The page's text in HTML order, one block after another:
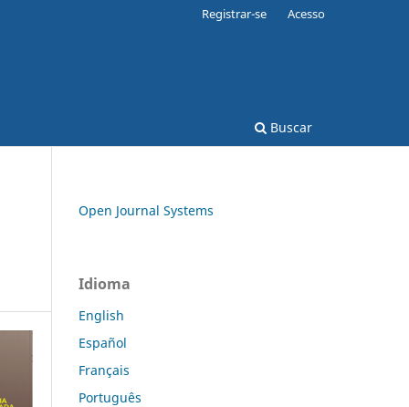
Buscar
Registrar-se Acesso
Open Journal Systems
Idioma
English
Español
Français
Português